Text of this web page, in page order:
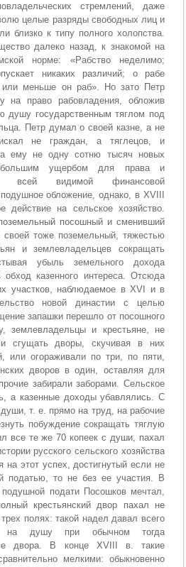
стремлений, даже
целые разряды свободных лиц и
близко к типу полного холопства.
далеко назад, к знакомой на
норме: «Рабство неделимо;
никаких различий; о рабе
или меньше он раб». Но зато Петр
на право рабовладения, обложив
душу государственным тяглом под
Петр думал о своей казне, а не
не граждан, а тяглецов, и
ему не одну сотню тысяч новых
ущербом для права и
всей видимой финансовой
обложение, однако, в XVIII
действие на сельское хозяйство.
посошный и сменивший
тоже поземельный, тяжестью
и землевладельцев сокращать
убыль земельного дохода
казенного интереса. Отсюда
участков, наблюдаемое в XVI и в
новой династии с целью
запашки перешло от посошного
землевладельцы и крестьяне, не
сгущать дворы, скучивая в них
или огораживали по три, по пяти,
дворов в один, оставляя для
забирали заборами. Сельское
а казенные доходы убавлялись. С
т. е. прямо на труд, на рабочие
побуждение сокращать тяглую
все те же 70 копеек с души, пахал
русского сельского хозяйства
на этот успех, достигнутый если не
податью, то не без ее участия. В
подати Посошков мечтал,
крестьянский двор пахал не
полях: такой надел давал всего
душу при обычном тогда
двора. В конце XVIII в. такие
мелкими: обыкновенно